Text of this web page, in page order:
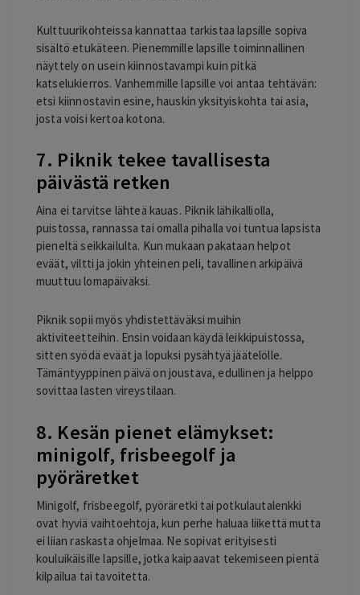
Kulttuurikohteissa kannattaa tarkistaa lapsille sopiva
sisältö etukäteen. Pienemmille lapsille toiminnallinen
näyttely on usein kiinnostavampi kuin pitkä
katselukierros. Vanhemmille lapsille voi antaa tehtävän:
etsi kiinnostavin esine, hauskin yksityiskohta tai asia,
josta voisi kertoa kotona.
7. Piknik tekee tavallisesta
päivästä retken
Aina ei tarvitse lähteä kauas. Piknik lähikalliolla,
puistossa, rannassa tai omalla pihalla voi tuntua lapsista
pieneltä seikkailulta. Kun mukaan pakataan helpot
eväät, viltti ja jokin yhteinen peli, tavallinen arkipäivä
muuttuu lomapäiväksi.
Piknik sopii myös yhdistettäväksi muihin
aktiviteetteihin. Ensin voidaan käydä leikkipuistossa,
sitten syödä eväät ja lopuksi pysähtyä jäätelölle.
Tämäntyyppinen päivä on joustava, edullinen ja helppo
sovittaa lasten vireystilaan.
8. Kesän pienet elämykset:
minigolf, frisbeegolf ja
pyöräretket
Minigolf, frisbeegolf, pyöräretki tai potkulautalenkki
ovat hyviä vaihtoehtoja, kun perhe haluaa liikettä mutta
ei liian raskasta ohjelmaa. Ne sopivat erityisesti
kouluikäisille lapsille, jotka kaipaavat tekemiseen pientä
kilpailua tai tavoitetta.